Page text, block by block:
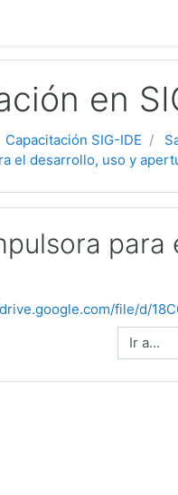
en
Capacitación SIG-IDE
el desarrollo, uso y
file/d/
Ir a...